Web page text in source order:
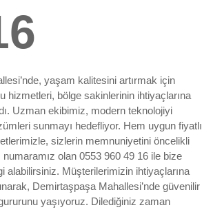
yaşam kalitesini artırmak için
hizmetleri, bölge sakinlerinin ihtiyaçlarına
Uzman ekibimiz, modern teknolojiyi
sunmayı hedefliyor. Hem uygun fiyatlı
sizlerin memnuniyetini öncelikli
numaramız olan 0553 960 49 16 ile bize
alabilirsiniz. Müşterilerimizin ihtiyaçlarına
Demirtaşpaşa Mahallesi’nde güvenilir
yaşıyoruz. Dilediğiniz zaman